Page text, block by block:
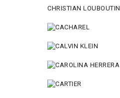
CHRISTIAN LOUBOUTIN